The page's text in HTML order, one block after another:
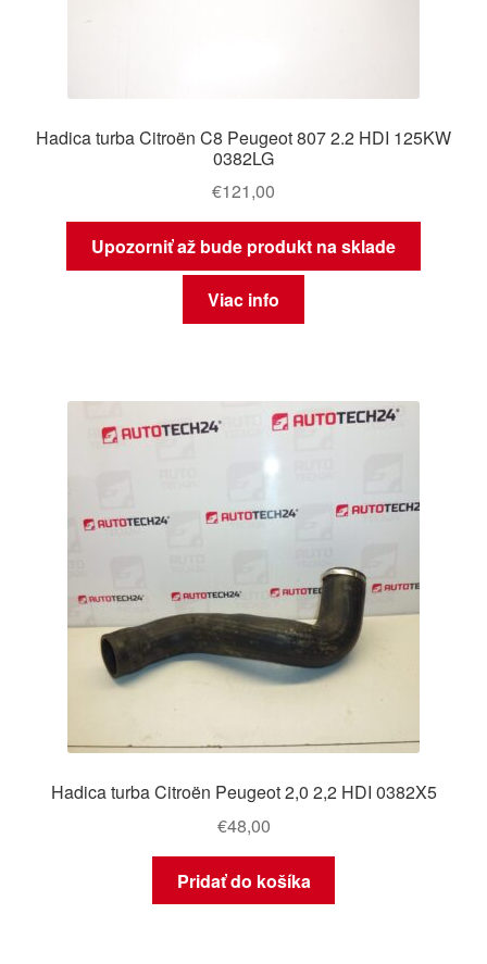
Hadica turba Citroën C8 Peugeot 807 2.2 HDI 125KW
0382LG
€121,00
Upozorniť až bude produkt na sklade
Viac info
Hadica turba Citroën Peugeot 2,0 2,2 HDI 0382X5
€48,00
Pridať do košíka